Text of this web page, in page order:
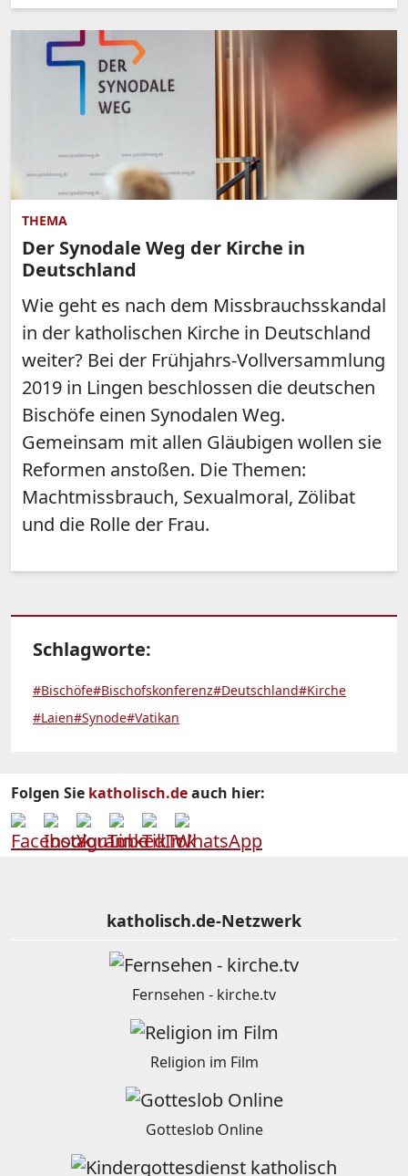
THEMA
Der Synodale Weg der Kirche in
Deutschland
Wie geht es nach dem Missbrauchsskandal
in der katholischen Kirche in Deutschland
weiter? Bei der Frühjahrs-Vollversammlung
2019 in Lingen beschlossen die deutschen
Bischöfe einen Synodalen Weg.
Gemeinsam mit allen Gläubigen wollen sie
Reformen anstoßen. Die Themen:
Machtmissbrauch, Sexualmoral, Zölibat
und die Rolle der Frau.
Schlagworte:
#Bischöfe#Bischofskonferenz#Deutschland#Kirche
#Laien#Synode#Vatikan
Folgen Sie katholisch.deauch hier:
katholisch.de-Netzwerk
Fernsehen - kirche.tv
Religion im Film
Gotteslob Online